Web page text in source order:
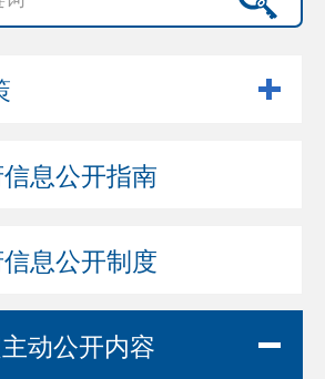
息公开指南
息公开制度
动公开内容